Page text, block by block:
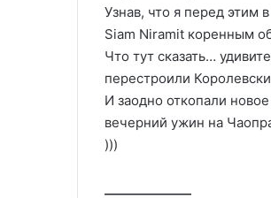
Узнав, что я перед этим
Siam Niramit коренным
Что тут сказать…
перестроили
И заодно откопали
вечерний ужин на
)))